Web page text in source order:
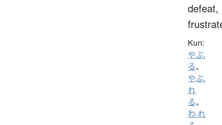
defeat,
Kun:
やぶ.
る、
やぶ.
れ
る、
わ.れ